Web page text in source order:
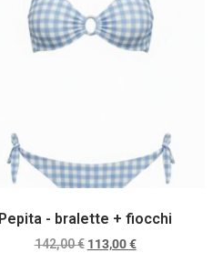
Pepita - bralette + fiocchi
142,00€ 113,00€